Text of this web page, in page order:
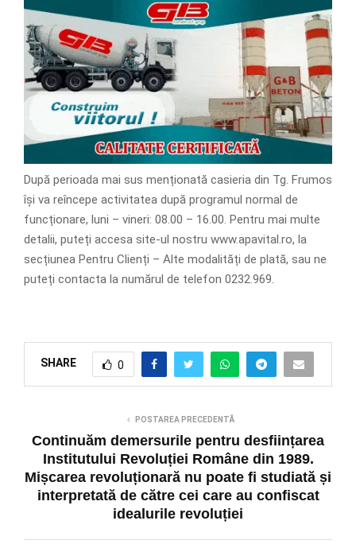
După perioada mai sus menționată casieria din Tg. Frumos
își va reîncepe activitatea după programul normal de
funcționare, luni – vineri: 08.00 – 16.00. Pentru mai multe
detalii, puteți accesa site-ul nostru www.apavital.ro, la
secțiunea Pentru Clienți – Alte modalități de plată, sau ne
puteți contacta la numărul de telefon 0232.969.
SHARE 0
POSTAREA PRECEDENTĂ
Continuăm demersurile pentru desființarea
Institutului Revoluției Române din 1989.
Mișcarea revoluționară nu poate fi studiată și
interpretată de către cei care au confiscat
idealurile revoluției